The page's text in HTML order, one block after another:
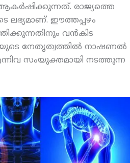
രാജ്യത്തെ
ലഭ്യമാണ്. ഈത്തപ്പഴം
വന്‍കിട
നേതൃത്വത്തില്‍ നാഷണല്‍
സംയുക്തമായി നടത്തുന്ന